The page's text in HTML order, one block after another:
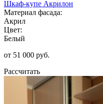
Шкаф-купе Акрилон
Материал фасада:
Акрил
Цвет:
Белый
от 51 000 руб.
Рассчитать